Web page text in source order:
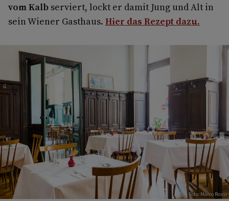
vom Kalb serviert, lockt er damit Jung und Alt in
sein Wiener Gasthaus. Hier das Rezept dazu.
Foto: Marco Rossi